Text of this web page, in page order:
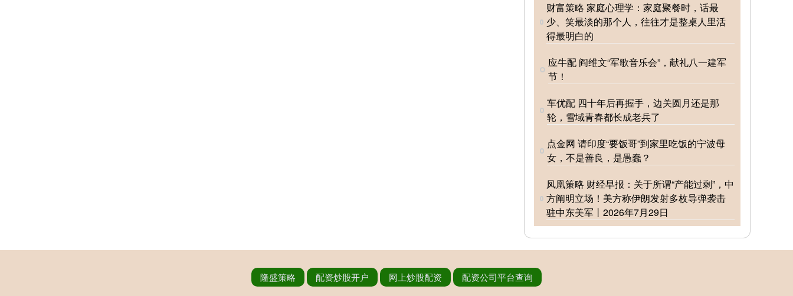
财富策略 家庭心理学：家庭聚餐时，话最
少、笑最淡的那个人，往往才是整桌人里活
得最明白的
应牛配 阎维文“军歌音乐会”，献礼八一建军
节！
车优配 四十年后再握手，边关圆月还是那
轮，雪域青春都长成老兵了
点金网 请印度“要饭哥”到家里吃饭的宁波母
女，不是善良，是愚蠢？
凤凰策略 财经早报：关于所谓“产能过剩”，中
方阐明立场！美方称伊朗发射多枚导弹袭击
驻中东美军丨2026年7月29日
隆盛策略 配资炒股开户 网上炒股配资 配资公司平台查询